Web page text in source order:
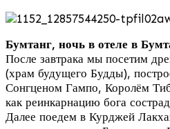
Бумтанг, ночь в отеле в
После завтрака мы посетим
(храм будущего Будды),
Сонгценом Гампо, Королём
как реинкарнацию бога
Далее поедем в Курджей